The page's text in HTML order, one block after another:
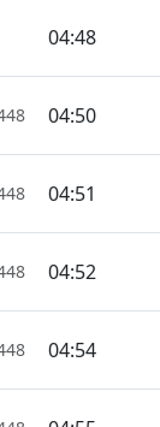
04:48
04:50
04:51
04:52
04:54